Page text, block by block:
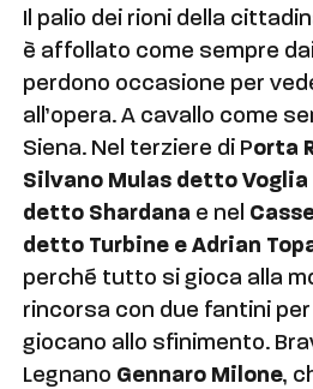
Il palio dei rioni della
è affollato come sempre
perdono occasione per
all’opera. A cavallo come
Siena. Nel terziere di Porta
Silvano Mulas detto Voglia
detto Shardana e nel
detto Turbine e Adrian
perché tutto si gioca alla
rincorsa con due fantini
giocano allo sfinimento.
Legnano Gennaro Milone,